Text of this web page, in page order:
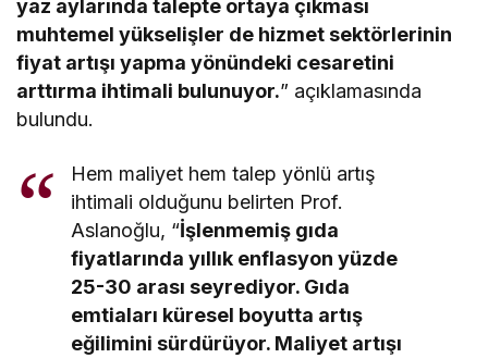
yaz aylarında talepte ortaya çıkması
muhtemel yükselişler de hizmet sektörlerinin
fiyat artışı yapma yönündeki cesaretini
arttırma ihtimali bulunuyor.” açıklamasında
bulundu.
Hem maliyet hem talep yönlü artış
ihtimali olduğunu belirten Prof.
Aslanoğlu, “İşlenmemiş gıda
fiyatlarında yıllık enflasyon yüzde
25-30 arası seyrediyor. Gıda
emtiaları küresel boyutta artış
eğilimini sürdürüyor. Maliyet artışı